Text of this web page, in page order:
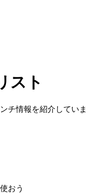
スト
チ情報を紹介していま
おう